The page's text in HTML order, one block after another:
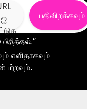
ஐ
பதிவிறக்கவும்
எளிதாகவும்